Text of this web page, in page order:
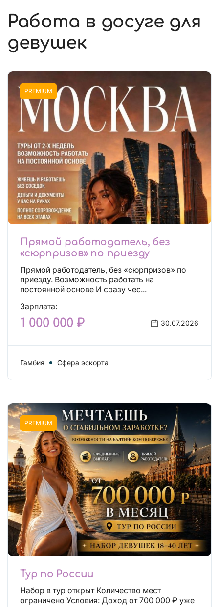
Работа в досуге для
девушек
PREMIUM
Прямой работодатель, без
«сюрпризов» по приезду
Прямой работодатель, без «сюрпризов» по
приезду. Возможность работать на
постоянной основе И сразу чес...
Зарплата:
1 000 000 ₽ 30.07.2026
Гамбия Сфера эскорта
PREMIUM
Тур по России
Набор в тур открыт Количество мест
ограничено Условия: Доход от 700 000 ₽ уже